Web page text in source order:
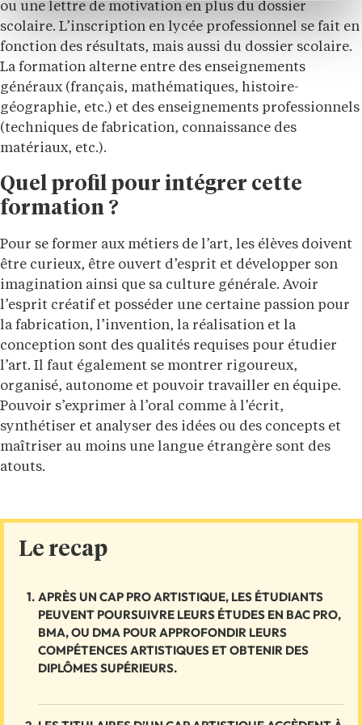
ou une lettre de motivation en plus du dossier
scolaire. L’inscription en lycée professionnel se fait en
fonction des résultats, mais aussi du dossier scolaire.
La formation alterne entre des enseignements
généraux (français, mathématiques, histoire-
géographie, etc.) et des enseignements professionnels
(techniques de fabrication, connaissance des
matériaux, etc.).
Quel profil pour intégrer cette
formation ?
Pour se former aux métiers de l’art, les élèves doivent
être curieux, être ouvert d’esprit et développer son
imagination ainsi que sa culture générale. Avoir
l’esprit créatif et posséder une certaine passion pour
la fabrication, l’invention, la réalisation et la
conception sont des qualités requises pour étudier
l’art. Il faut également se montrer rigoureux,
organisé, autonome et pouvoir travailler en équipe.
Pouvoir s’exprimer à l’oral comme à l’écrit,
synthétiser et analyser des idées ou des concepts et
maîtriser au moins une langue étrangère sont des
atouts.
Le recap
APRÈS UN CAP PRO ARTISTIQUE, LES ÉTUDIANTS
PEUVENT POURSUIVRE LEURS ÉTUDES EN BAC PRO,
BMA, OU DMA POUR APPROFONDIR LEURS
COMPÉTENCES ARTISTIQUES ET OBTENIR DES
DIPLÔMES SUPÉRIEURS.